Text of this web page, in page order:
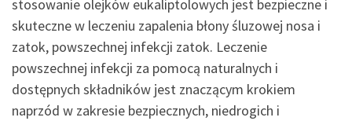
stosowanie olejków eukaliptolowych jest bezpieczne i
skuteczne w leczeniu zapalenia błony śluzowej nosa i
zatok, powszechnej infekcji zatok. Leczenie
powszechnej infekcji za pomocą naturalnych i
dostępnych składników jest znaczącym krokiem
naprzód w zakresie bezpiecznych, niedrogich i